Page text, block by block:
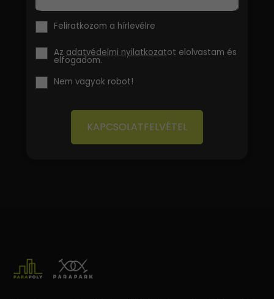
Feliratkozom a hírlevélre
Az adatvédelmi nyilatkozatot elolvastam és
elfogadom.
Nem vagyok robot!
KAPCSOLATFELVÉTEL